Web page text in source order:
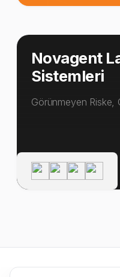
Novagent
Sistemleri
Görünmeyen Riske,